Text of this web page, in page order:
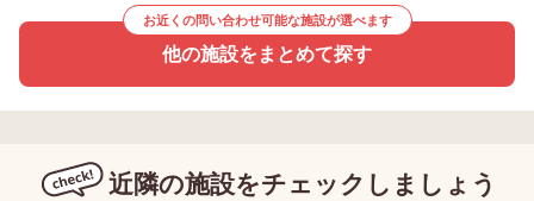
お近くの問い合わせ可能な施設が選べます
他の施設をまとめて探す
近隣の施設をチェックしましょう